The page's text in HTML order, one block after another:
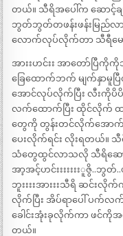
တယ်။ သီရိအပေါ်က ဆောင့်ခ
ဘွတ်ဘွတ်တဖန်းဖန်းမြည်လာတယ်
လောက်လုပ်လိုက်တာ သီရီမေ
အားးဟင်းး အာတော်ပြီ
ခြေထောက်ဘက် မျက်နှာမူပ
အောင်လုပ်လိုက်ပြီး လီးကို
လက်ထောက်ပြီး ထိုင်လိုက်
တွေကို တွန်းတင်လိုက်အောက်
ပေးလိုက်ရင်း လိုးရတယ်
သံတွေထွင်လာသလို သီရိဆောင့်
အာ့အင့်ဟင်းးးးးးးူဇွိ..ဘွ
ဘူးးးးအားးးသီရိ ဆင်း
လိုက်ပြီး အိပ်ရာပေါ် ပက်လ
ခေါင်းအုံးခုလိုက်ကာ ဖင်ကိုအ
တယ်။